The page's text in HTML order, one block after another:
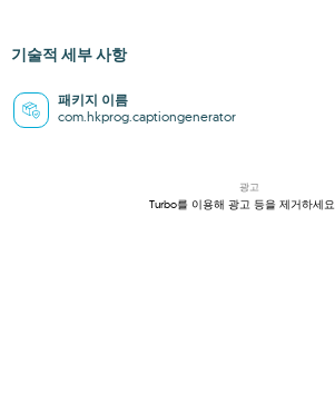
기술적 세부 사항
패키지 이름
com.hkprog.captiongenerator
광고
Turbo를 이용해 광고 등을 제거하세요